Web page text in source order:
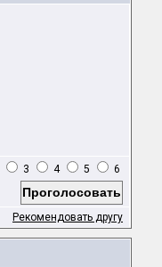
3 4 5 6
Рекомендовать другу